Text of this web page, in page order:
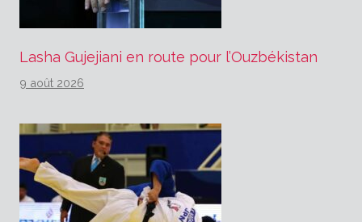
Lasha Gujejiani en route pour l’Ouzbékistan
9 août 2026